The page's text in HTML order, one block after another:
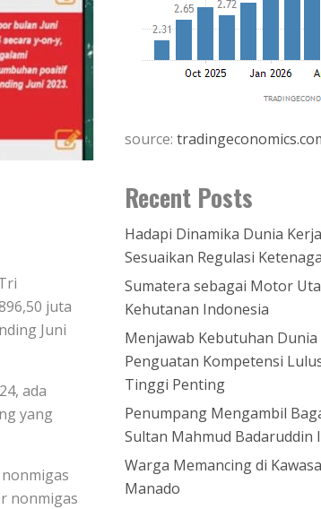
juta
Juni
ada
yang
nonmigas
source:
Recent Posts
Hadapi Dinamika Dunia
Sesuaikan Regulasi
Sumatera sebagai Motor
Kehutanan Indonesia
Menjawab Kebutuhan Dunia
Penguatan Kompetensi
Tinggi Penting
Penumpang Mengambil
Sultan Mahmud Badaruddin
Warga Memancing di
Manado